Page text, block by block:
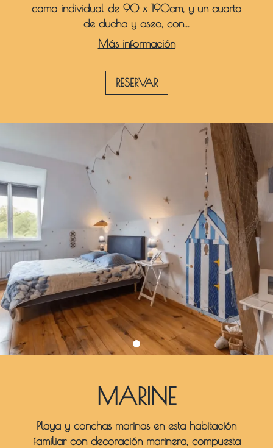
cama individual de 90 x 190cm, y un cuarto
de ducha y aseo, con...
Más información
RESERVAR
MARINE
Playa y conchas marinas en esta habitación
familiar con decoración marinera, compuesta